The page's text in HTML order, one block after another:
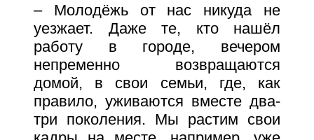
– Молодёжь от нас никуда не
уезжает. Даже те, кто нашёл
работу в городе, вечером
непременно возвращаются
домой, в свои семьи, где, как
правило, уживаются вместе два-
три поколения. Мы растим свои